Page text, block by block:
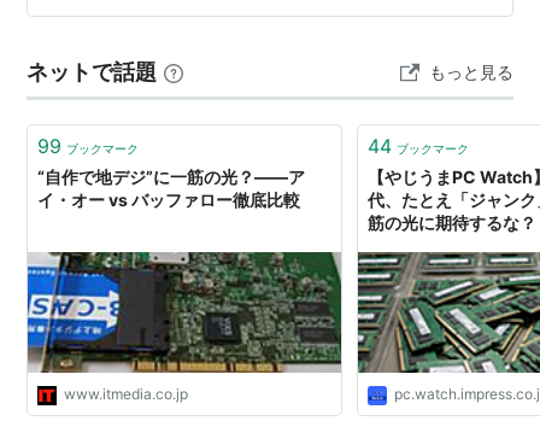
いている現体制。 体制が王制派などの反体制派はみな理
裁になると思う。イスラムに対しては、復讐心から徹底
的に弾圧するはずだ。順法…
ネットで話題 もっと見る
99 ブックマーク
“自作で地デジ”に一筋の光？――ア
イ・オー vs バッファロー徹底比較
www.itmedia.co.jp
44 ブックマーク
【やじうまPC
代、たとえ「ジャン
筋の光に期待するな？